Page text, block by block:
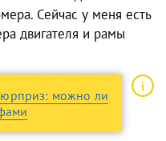
Сейчас у меня есть
двигателя и рамы
можно ли